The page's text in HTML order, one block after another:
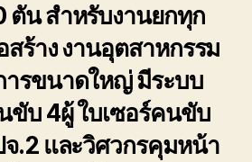
ตันสำหรับงานยกทุก
สร้าง งานอุตสาหกรรม
ารขนาดใหญ่ มีระบบ
ขับ 4ผู้ ใบเซอร์คนขับ
จ.2 และวิศวกรคุมหน้า